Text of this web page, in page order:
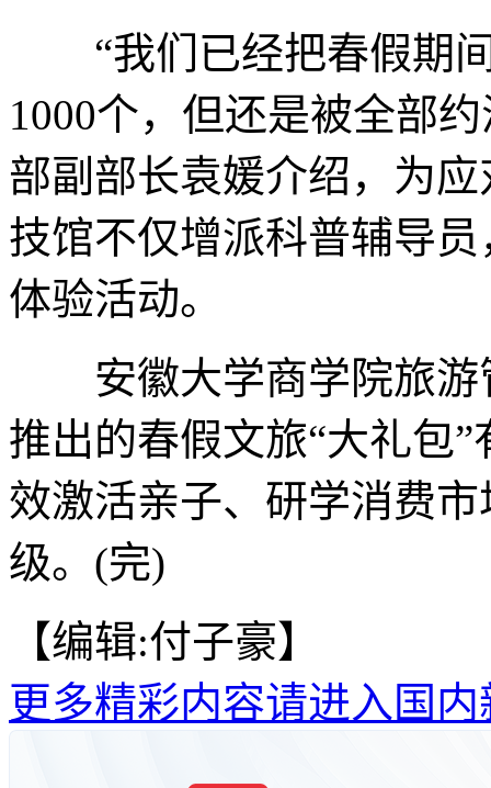
“我们已经把春假期间
1000个，但还是被全部
部副部长袁媛介绍，为
技馆不仅增派科普辅导
体验活动。
安徽大学商学院旅游
推出的春假文旅“大礼包
效激活亲子、研学消费
级。(完)
【编辑:付子豪】
更多精彩内容请进入国内